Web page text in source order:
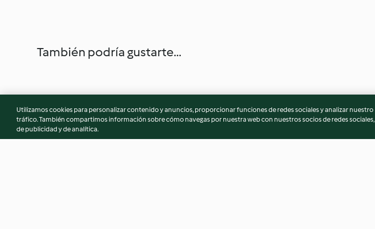
También podría gustarte...
Utilizamos cookies para personalizar contenido y anuncios, proporcionar funciones de redes sociales y analizar nuestro
tráfico. También compartimos información sobre cómo navegas por nuestra web con nuestros socios de redes sociales,
de publicidad y de analítica.